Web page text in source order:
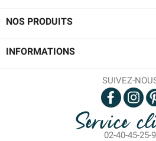
NOS PRODUITS
INFORMATIONS
SUIVEZ-
Service
02-40-45-25-